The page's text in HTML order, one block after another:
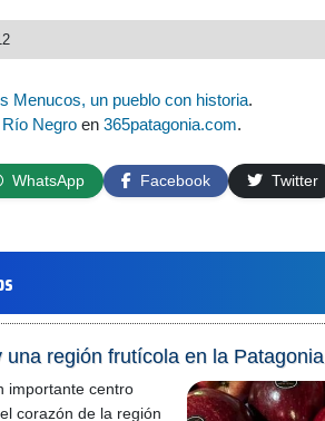
Menucos, un pueblo con historia.
Río Negro en 365patagonia.com.
WhatsApp Facebook Twitter
una región frutícola en la Patagonia
importante centro
corazón de la región